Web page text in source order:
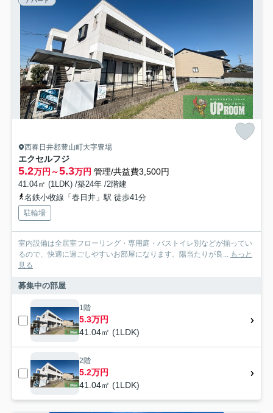
西春日井郡豊山町大字豊場
エクセルフジ
5.2万円～5.3万円 管理/共益費3,500円
41.04㎡ (1LDK) /築24年 /2階建
名鉄小牧線「春日井」駅 徒歩41分
駐輪場
室内設備は全居室フローリング・専用庭・バストイレ別などが揃ってい
るので、快適に過ごしやすいお部屋になります。陽当たりが良... もっと
見る
募集中の部屋
1階
5.3万円
41.04㎡ (1LDK)
2階
5.2万円
41.04㎡ (1LDK)